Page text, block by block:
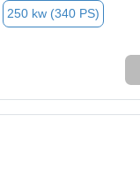
250 kw (340 PS)